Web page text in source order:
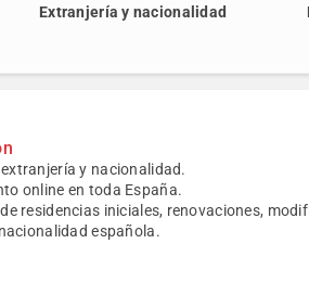
Extranjería y nacionalidad
y nacionalidad.
online en toda España.
residencias iniciales, renovaciones,
española.